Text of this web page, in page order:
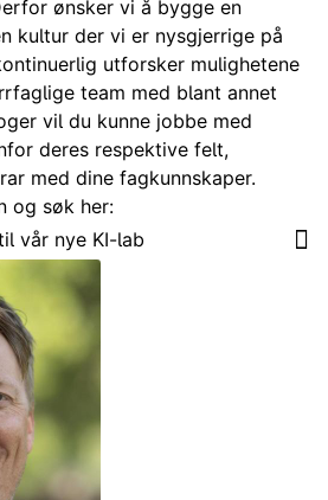
ønsker vi å bygge en
kultur der vi er nysgjerrige på
utforsker mulighetene
team med blant annet
vil du kunne jobbe med
deres respektive felt,
med dine fagkunnskaper.
og søk her:
vår nye KI-lab